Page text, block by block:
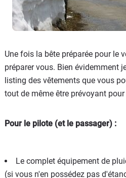
Une fois la bête préparée pour le
préparer vous. Bien évidemment
listing des vêtements que vous
tout de même être prévoyant
Pour le pilote (et le passager) :
Le complet équipement de
(si vous n'en possédez pas